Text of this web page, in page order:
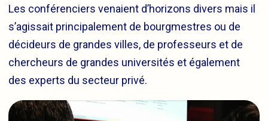
Les conférenciers venaient d’horizons divers mais il
s’agissait principalement de bourgmestres ou de
décideurs de grandes villes, de professeurs et de
chercheurs de grandes universités et également
des experts du secteur privé.